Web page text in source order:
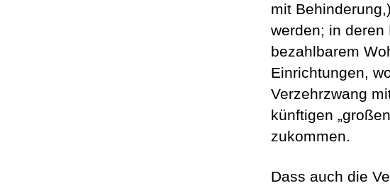
mit
werden; in deren
bezahlbarem
Einrichtungen,
Verzehrzwang
künftigen
zukommen.
Dass auch die